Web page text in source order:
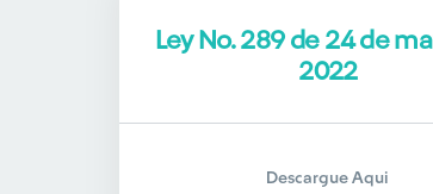
Ley No. 289 de 24 de
2022
Descargue Aqui